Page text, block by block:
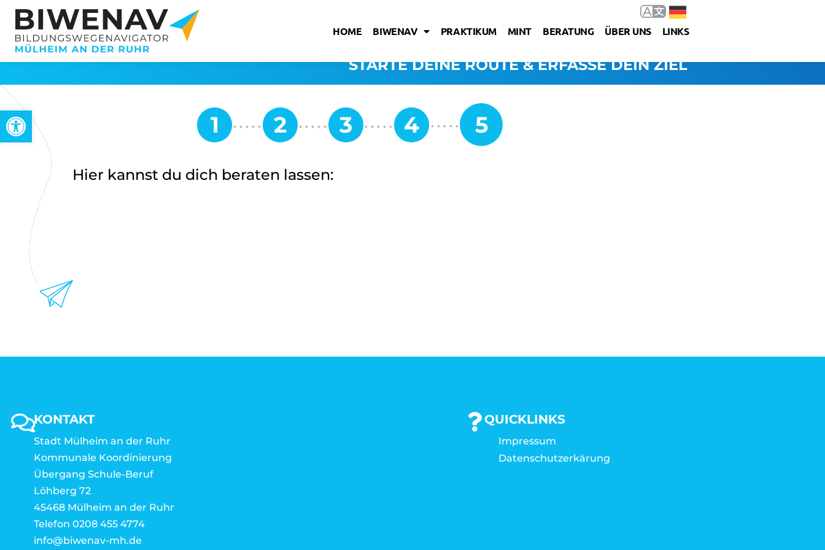
Open toolbar
HOME BIWENAV PRAKTIKUM MINT BERATUNG ÜBER UNS LINKS
STARTE DEINE ROUTE & ERFASSE DEIN ZIEL
Hier kannst du dich beraten lassen:
KONTAKT
Stadt Mülheim an der Ruhr
Kommunale Koordinierung
Übergang Schule-Beruf
Löhberg 72
45468 Mülheim an der Ruhr
Telefon 0208 455 4774
info@biwenav-mh.de
QUICKLINKS
Impressum
Datenschutzerkärung